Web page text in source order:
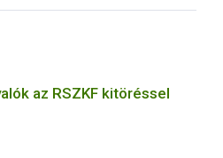
az RSZKF kitöréssel